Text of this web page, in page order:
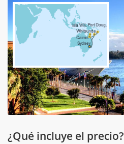
¿Qué incluye el precio?